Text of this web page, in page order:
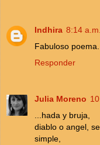
Indhira 8:14 a.m.
Fabuloso
Responder
Julia Moreno
...hada y bruja,
diablo o angel,
simple,